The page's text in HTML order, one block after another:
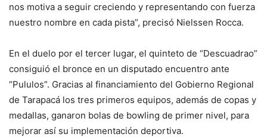
nos motiva a seguir creciendo y representando con fuerza
nuestro nombre en cada pista”, precisó Nielssen Rocca.
En el duelo por el tercer lugar, el quinteto de “Descuadrao”
consiguió el bronce en un disputado encuentro ante
“Pululos”. Gracias al financiamiento del Gobierno Regional
de Tarapacá los tres primeros equipos, además de copas y
medallas, ganaron bolas de bowling de primer nivel, para
mejorar así su implementación deportiva.